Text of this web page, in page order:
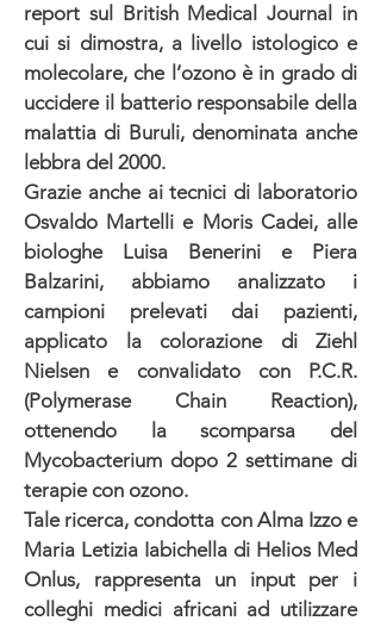
report sul British Medical Journal in
cui si dimostra, a livello istologico e
molecolare, che l’ozono è in grado di
uccidere il batterio responsabile della
malattia di Buruli, denominata anche
lebbra del 2000.
Grazie anche ai tecnici di laboratorio
Osvaldo Martelli e Moris Cadei, alle
biologhe Luisa Benerini e Piera
Balzarini, abbiamo analizzato i
campioni prelevati dai pazienti,
applicato la colorazione di Ziehl
Nielsen e convalidato con P.C.R.
(Polymerase Chain Reaction),
ottenendo la scomparsa del
Mycobacterium dopo 2 settimane di
terapie con ozono.
Tale ricerca, condotta con Alma Izzo e
Maria Letizia Iabichella di Helios Med
Onlus, rappresenta un input per i
colleghi medici africani ad utilizzare